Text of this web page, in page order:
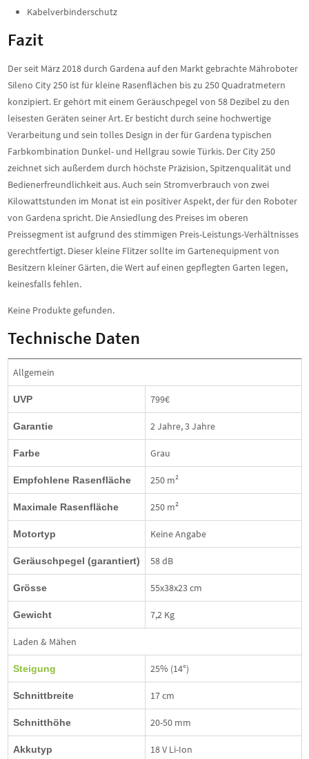
Kabelverbinderschutz
Fazit
Der seit März 2018 durch Gardena auf den Markt gebrachte Mähroboter
Sileno City 250 ist für kleine Rasenflächen bis zu 250 Quadratmetern
konzipiert. Er gehört mit einem Geräuschpegel von 58 Dezibel zu den
leisesten Geräten seiner Art. Er besticht durch seine hochwertige
Verarbeitung und sein tolles Design in der für Gardena typischen
Farbkombination Dunkel- und Hellgrau sowie Türkis. Der City 250
zeichnet sich außerdem durch höchste Präzision, Spitzenqualität und
Bedienerfreundlichkeit aus. Auch sein Stromverbrauch von zwei
Kilowattstunden im Monat ist ein positiver Aspekt, der für den Roboter
von Gardena spricht. Die Ansiedlung des Preises im oberen
Preissegment ist aufgrund des stimmigen Preis-Leistungs-Verhältnisses
gerechtfertigt. Dieser kleine Flitzer sollte im Gartenequipment von
Besitzern kleiner Gärten, die Wert auf einen gepflegten Garten legen,
keinesfalls fehlen.
Keine Produkte gefunden.
Technische Daten
Allgemein
UVP 799€
Garantie 2 Jahre, 3 Jahre
Farbe Grau
Empfohlene Rasenfläche 250 m²
Maximale Rasenfläche 250 m²
Motortyp Keine Angabe
Geräuschpegel (garantiert) 58 dB
Grösse 55x38x23 cm
Gewicht 7,2 Kg
Laden & Mähen
Steigung 25% (14°)
Schnittbreite 17 cm
Schnitthöhe 20-50 mm
Akkutyp 18 V Li-Ion